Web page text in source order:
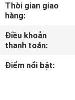
KIỂM
SOÁT
CHẤT
Thời gian giao
hàng:
Điều khoản
thanh toán:
Điểm nổi bật: